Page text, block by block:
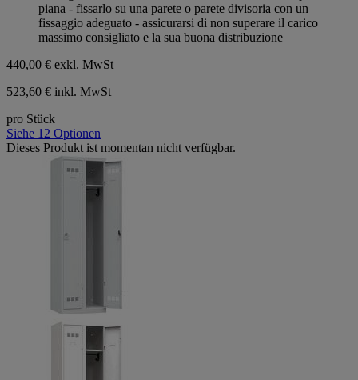
piana - fissarlo su una parete o parete divisoria con un
fissaggio adeguato - assicurarsi di non superare il carico
massimo consigliato e la sua buona distribuzione
440,00 € exkl. MwSt
523,60 € inkl. MwSt
pro Stück
Siehe 12 Optionen
Dieses Produkt ist momentan nicht verfügbar.